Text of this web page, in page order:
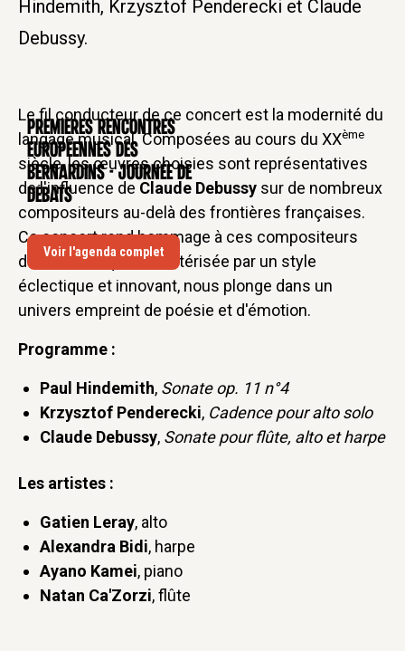
CONFÉRENCE
Premières rencontres
européennes des
Bernardins - Journée de
débats
Voir l'agenda complet
Hindemith, Krzysztof Penderecki et Claude
Debussy.
Le fil conducteur de ce concert est la modernité du
langage musical. Composées au cours du XXème
siècle, les œuvres choisies sont représentatives
de l'influence de Claude Debussy sur de nombreux
compositeurs au-delà des frontières françaises.
Ce concert rend hommage à ces compositeurs
dont la musique, caractérisée par un style
éclectique et innovant, nous plonge dans un
univers empreint de poésie et d'émotion.
Programme :
Paul Hindemith, Sonate op. 11 n°4
Krzysztof Penderecki, Cadence pour alto solo
Claude Debussy, Sonate pour flûte, alto et harpe
Les artistes :
Gatien Leray, alto
Alexandra Bidi, harpe
Ayano Kamei, piano
Natan Ca'Zorzi, flûte